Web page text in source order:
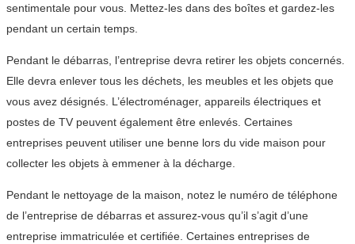
sentimentale pour vous. Mettez-les dans des boîtes et gardez-les
pendant un certain temps.
Pendant le débarras, l’entreprise devra retirer les objets concernés.
Elle devra enlever tous les déchets, les meubles et les objets que
vous avez désignés. L’électroménager, appareils électriques et
postes de TV peuvent également être enlevés. Certaines
entreprises peuvent utiliser une benne lors du vide maison pour
collecter les objets à emmener à la décharge.
Pendant le nettoyage de la maison, notez le numéro de téléphone
de l’entreprise de débarras et assurez-vous qu’il s’agit d’une
entreprise immatriculée et certifiée. Certaines entreprises de